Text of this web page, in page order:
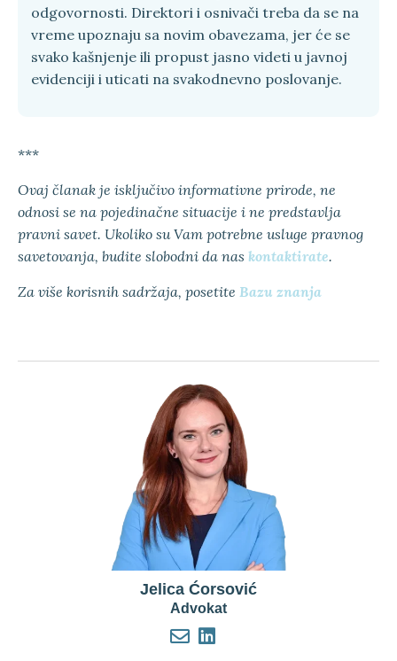
odgovornosti. Direktori i osnivači treba da se na
vreme upoznaju sa novim obavezama, jer će se
svako kašnjenje ili propust jasno videti u javnoj
evidenciji i uticati na svakodnevno poslovanje.
***
Ovaj članak je isključivo informativne prirode, ne
odnosi se na pojedinačne situacije i ne predstavlja
pravni savet. Ukoliko su Vam potrebne usluge pravnog
savetovanja, budite slobodni da nas kontaktirate.
Za više korisnih sadržaja, posetite Bazu znanja
Jelica Ćorsović
Advokat